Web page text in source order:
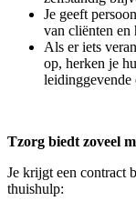
Je geeft
van cliënten en
Als er iets
op, herken je
leidinggevende
Tzorg biedt zoveel
Je krijgt een contract
thuishulp: